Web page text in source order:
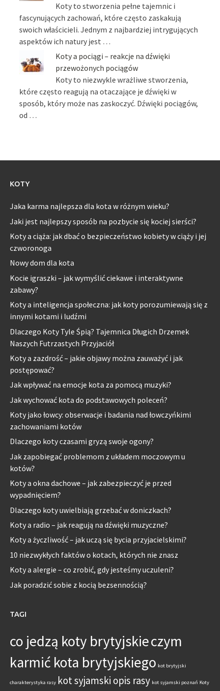
Koty to stworzenia pełne tajemnic i
fascynujących zachowań, które często zaskakują
swoich właścicieli. Jednym z najbardziej intrygujących
aspektów ich natury jest …
Koty a pociągi – reakcje na dźwięki
przewożonych pociągów
Koty to niezwykle wrażliwe stworzenia,
które często reagują na otaczające je dźwięki w
sposób, który może nas zaskoczyć. Dźwięki pociągów,
od …
KOTY
Jaka karma najlepsza dla kota w różnym wieku?
Jaki jest najlepszy sposób na pozbycie się kociej sierści?
Koty a ciąża: jak dbać o bezpieczeństwo kobiety w ciąży i jej
czworonoga
Nowy dom dla kota
Kocie igraszki – jak wymyślić ciekawe i interaktywne
zabawy?
Koty a inteligencja społeczna: jak koty porozumiewają się z
innymi kotami i ludźmi
Dlaczego Koty Tyle Śpią? Tajemnica Długich Drzemek
Naszych Futrzastych Przyjaciół
Koty a zazdrość – jakie objawy można zauważyć i jak
postępować?
Jak wpływać na emocje kota za pomocą muzyki?
Jak wychować kota do podstawowych poleceń?
Koty jako łowcy: obserwacje i badania nad łowczyńkimi
zachowaniami kotów
Dlaczego koty czasami gryzą swoje ogony?
Jak zapobiegać problemom z układem moczowym u
kotów?
Koty a okna dachowe – jak zabezpieczyć je przed
wypadnięciem?
Dlaczego koty uwielbiają grzebać w doniczkach?
Koty a radio – jak reagują na dźwięki muzyczne?
Koty a życzliwość – jak uczą się bycia przyjacielskimi?
10 niezwykłych faktów o kotach, których nie znasz
Koty a alergie – co zrobić, gdy jesteśmy uczuleni?
Jak poradzić sobie z kocią bezsennością?
TAGI
co jedzą koty brytyjskieczym
karmić kota brytyjskiego kot brytyjski
charakterystyka rasy kot syjamski opis rasy kot syjamski poznań Koty